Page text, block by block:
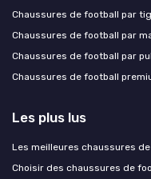
Chaussures de football par
Chaussures de football par
Chaussures de football par
Chaussures de football
Les plus lus
Les meilleures chaussures
Choisir des chaussures de